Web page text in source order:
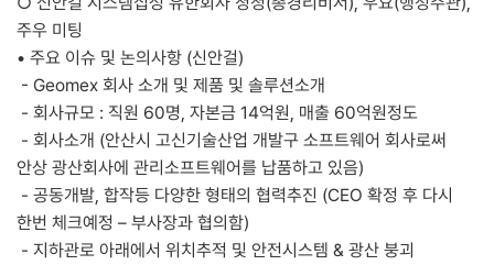
주우 미팅
• 주요 이슈 및 논의사항 (신안걸)
- Geomex 회사 소개 및 제품 및 솔루션소개
- 회사규모 : 직원 60명, 자본금 14억원, 매출 60억원정도
- 회사소개 (안산시 고신기술산업 개발구 소프트웨어 회사로써
안상 광산회사에 관리소프트웨어를 납품하고 있음)
- 공동개발, 합작등 다양한 형태의 협력추진 (CEO 확정 후 다시
한번 체크예정 – 부사장과 협의함)
- 지하관로 아래에서 위치추적 및 안전시스템 & 광산 붕괴